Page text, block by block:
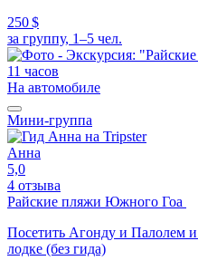
250 $
за группу, 1–5 чел.
11 часов
На автомобиле
Мини-группа
Анна
5,0
4 отзыва
Райские пляжи Южного Гоа
Посетить Агонду и Палолем и
лодке (без гида)